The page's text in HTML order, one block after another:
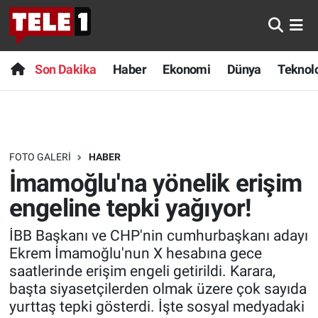
Son Dakika Haber Ekonomi Dünya
FOTO GALERI HABER
İmamoğlu'na yönelik erişim
engeline tepki yağıyor!
İBB Başkanı ve CHP'nin cumhurbaşkanı adayı
Ekrem İmamoğlu'nun X hesabına gece
saatlerinde erişim engeli getirildi. Karara,
başta siyasetçilerden olmak üzere çok sayıda
yurttaş tepki gösterdi. İşte sosyal medyadaki
Anında Manşet
Başka Sohbetler
Bilim turu
Bilim ve Teknoloji Evreni
Doğa Konuşuyor
Dünya
Ege Saati
Son Dakika
Haber
Dünya
Teknoloji
Sağlık
Spor
Yayın Akışı
Nöbetçi Eczaneler
Hava Durumu
Trafik Durumu
Süper Lig Puan Durumu ve Fikstür
Tüm Manşetler
Son Dakika Haberleri
Haber Arşivi